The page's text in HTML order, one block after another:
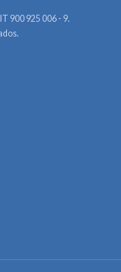
900 925 006 - 9.